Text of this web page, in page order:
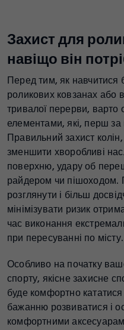
Захист для
навіщо він
Перед тим, як навчитися
роликових ковзанах або
тривалої перерви,
елементами, які, перш
Правильний захист колін,
зменшити хворобливі
поверхню, удару об
райдером чи пішоходом.
розглянути і більш
мінімізувати ризик
час виконання
при пересуванні по місту.
Особливо на початку
спорту, якісне захисне
буде комфортно
бажанню розвиватися і
комфортними